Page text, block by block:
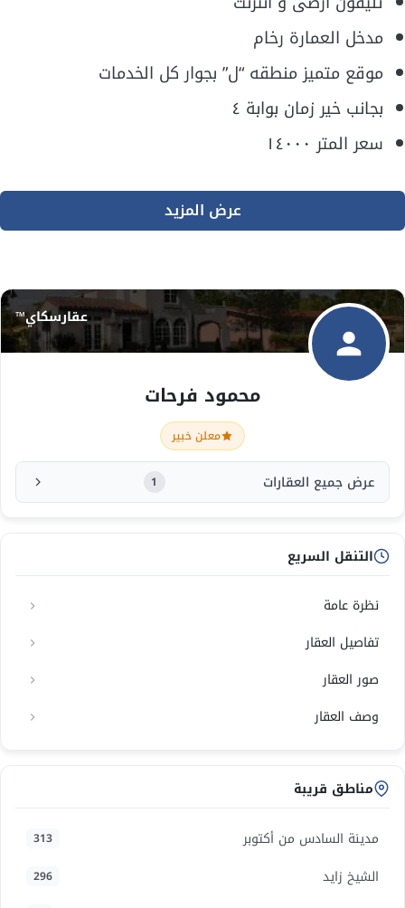
مدخل العمارة رخام
موقع متميز منطقه “ل” بجوار كل الخدمات
بجانب خير زمان بوابة ٤
سعر المتر ١٤٠٠٠
عرض المزيد
عقارسكاي™
محمود فرحات
معلن خبير
عرض جميع العقارات 1
التنقل السريع
نظرة عامة
تفاصيل العقار
صور العقار
وصف العقار
مناطق قريبة
مدينة السادس من أكتوبر 313
الشيخ زايد 296